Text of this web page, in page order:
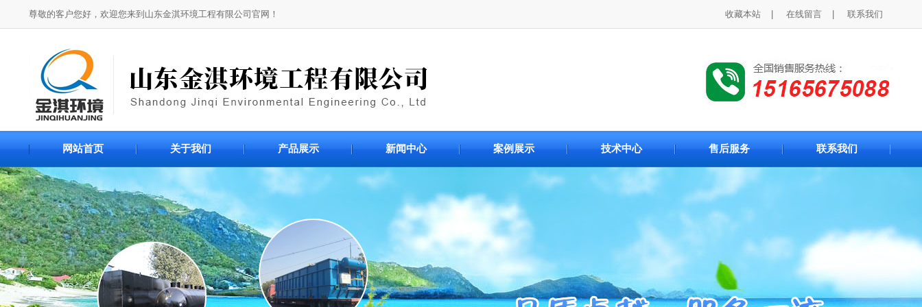
尊敬的客户您好，欢迎您来到山东金淇环境工程有限公司官网！ 收藏本站 在线留言 联系我们
网站首页 关于我们 产品展示 新闻中心 案例展示 技术中心 售后服务 联系我们